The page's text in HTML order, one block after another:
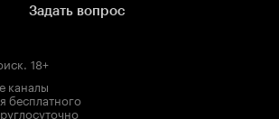
Задать вопрос
. 18+
каналы
бесплатного